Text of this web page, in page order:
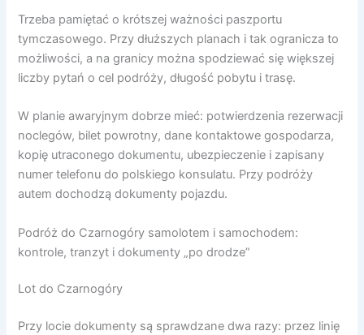
Trzeba pamiętać o krótszej ważności paszportu
tymczasowego. Przy dłuższych planach i tak ogranicza to
możliwości, a na granicy można spodziewać się większej
liczby pytań o cel podróży, długość pobytu i trasę.
W planie awaryjnym dobrze mieć: potwierdzenia rezerwacji
noclegów, bilet powrotny, dane kontaktowe gospodarza,
kopię utraconego dokumentu, ubezpieczenie i zapisany
numer telefonu do polskiego konsulatu. Przy podróży
autem dochodzą dokumenty pojazdu.
Podróż do Czarnogóry samolotem i samochodem:
kontrole, tranzyt i dokumenty „po drodze”
Lot do Czarnogóry
Przy locie dokumenty są sprawdzane dwa razy: przez linię